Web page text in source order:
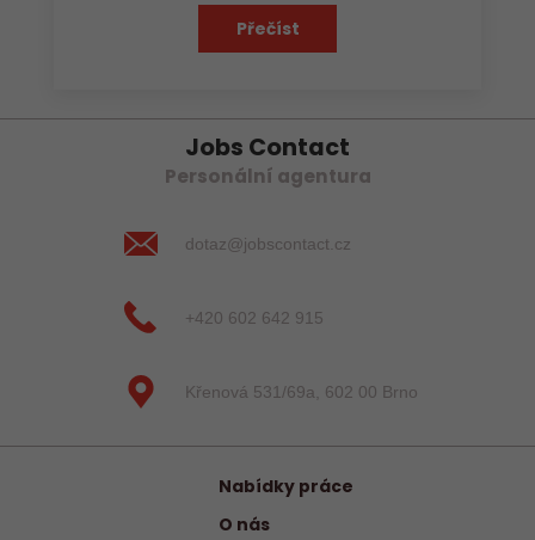
Přečíst
Jobs Contact
Personální agentura
dotaz@jobscontact.cz
+420 602 642 915
Křenová 531/69a, 602 00 Brno
Nabídky práce
O nás